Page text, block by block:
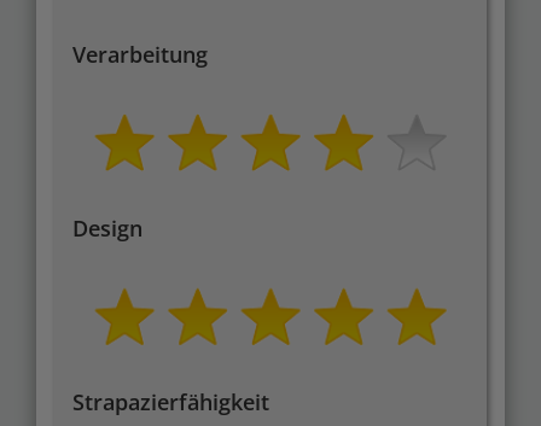
Verarbeitung
Design
Strapazierfähigkeit